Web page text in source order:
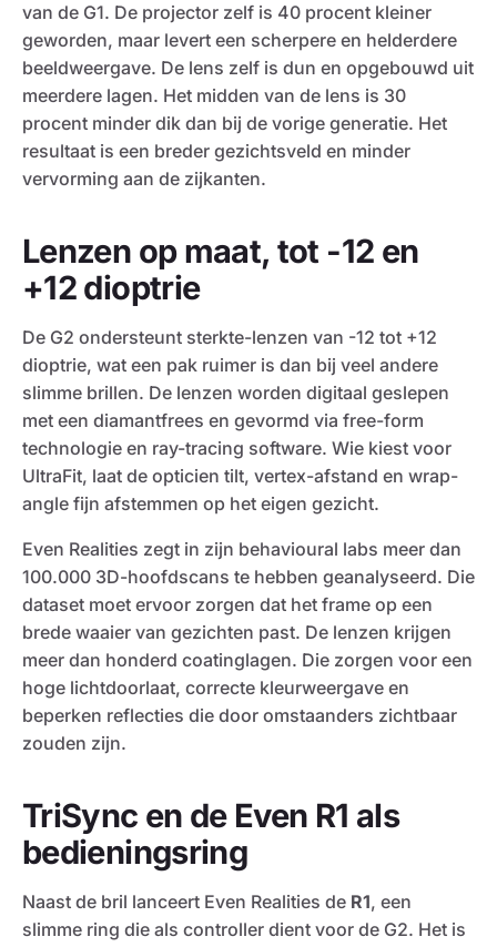
van de G1. De projector zelf is 40 procent kleiner
geworden, maar levert een scherpere en helderdere
beeldweergave. De lens zelf is dun en opgebouwd uit
meerdere lagen. Het midden van de lens is 30
procent minder dik dan bij de vorige generatie. Het
resultaat is een breder gezichtsveld en minder
vervorming aan de zijkanten.
Lenzen op maat, tot -12 en
+12 dioptrie
De G2 ondersteunt sterkte-lenzen van -12 tot +12
dioptrie, wat een pak ruimer is dan bij veel andere
slimme brillen. De lenzen worden digitaal geslepen
met een diamantfrees en gevormd via free-form
technologie en ray-tracing software. Wie kiest voor
UltraFit, laat de opticien tilt, vertex-afstand en wrap-
angle fijn afstemmen op het eigen gezicht.
Even Realities zegt in zijn behavioural labs meer dan
100.000 3D-hoofdscans te hebben geanalyseerd. Die
dataset moet ervoor zorgen dat het frame op een
brede waaier van gezichten past. De lenzen krijgen
meer dan honderd coatinglagen. Die zorgen voor een
hoge lichtdoorlaat, correcte kleurweergave en
beperken reflecties die door omstaanders zichtbaar
zouden zijn.
TriSync en de Even R1 als
bedieningsring
Naast de bril lanceert Even Realities de R1, een
slimme ring die als controller dient voor de G2. Het is